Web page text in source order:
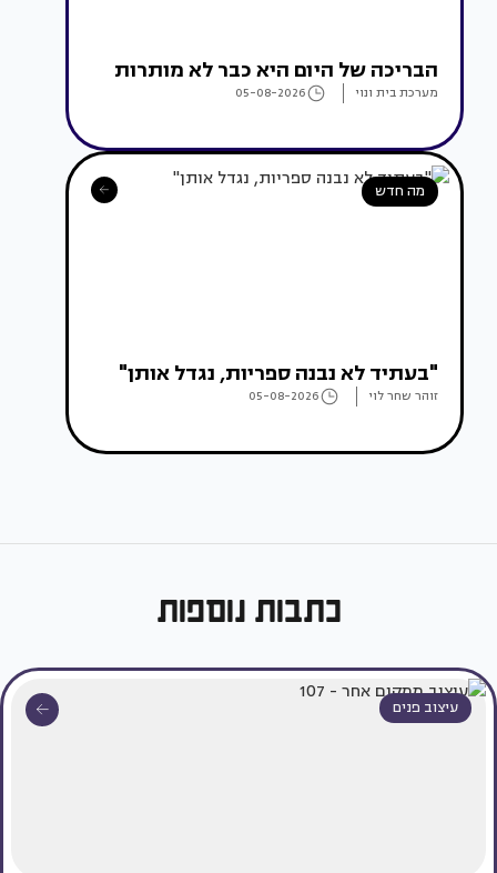
הבריכה של היום היא כבר לא מותרות
מערכת בית ונוי 05-08-2026
מה חדש
"בעתיד לא נבנה ספריות, נגדל אותן"
זוהר שחר לוי 05-08-2026
כתבות נוספות
עיצוב פנים